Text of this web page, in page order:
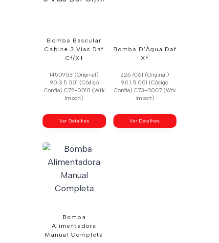
Bomba Bascular
Cabine 3 Vias Daf
Cf/Xf
1450903 (Original)
90.3.5.001 (Código
Confia) C72-0010 (Wtk
Import)
Ver Detalhes
Bomba D’Água Daf
Xf
2267061 (Original)
90.1.5.001 (Código
Confia) C73-0007 (Wtk
Import)
Ver Detalhes
Bomba
Alimentadora
Manual Completa